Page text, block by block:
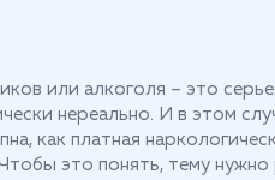
или алкоголя – это
нереально. И в этом
как платная
это понять, тему